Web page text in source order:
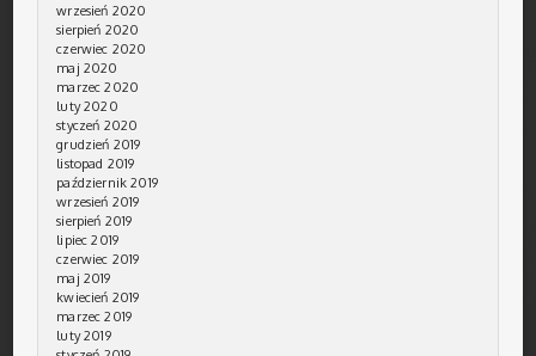
wrzesień 2020
sierpień 2020
czerwiec 2020
maj 2020
marzec 2020
luty 2020
styczeń 2020
grudzień 2019
listopad 2019
październik 2019
wrzesień 2019
sierpień 2019
lipiec 2019
czerwiec 2019
maj 2019
kwiecień 2019
marzec 2019
luty 2019